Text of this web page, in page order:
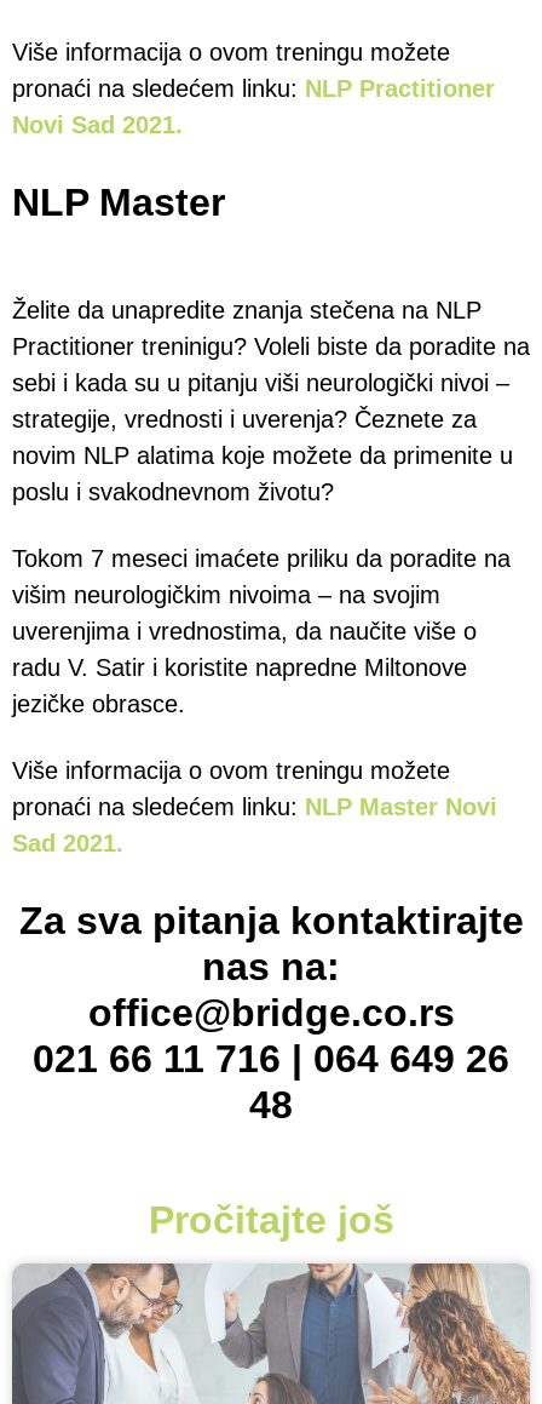
Više informacija o ovom treningu možete
pronaći na sledećem linku: NLP Practitioner
Novi Sad 2021.
NLP Master
Želite da unapredite znanja stečena na NLP
Practitioner treninigu? Voleli biste da poradite na
sebi i kada su u pitanju viši neurologički nivoi –
strategije, vrednosti i uverenja? Čeznete za
novim NLP alatima koje možete da primenite u
poslu i svakodnevnom životu?
Tokom 7 meseci imaćete priliku da poradite na
višim neurologičkim nivoima – na svojim
uverenjima i vrednostima, da naučite više o
radu V. Satir i koristite napredne Miltonove
jezičke obrasce.
Više informacija o ovom treningu možete
pronaći na sledećem linku: NLP Master Novi
Sad 2021.
Za sva pitanja kontaktirajte
nas na:
office@bridge.co.rs
021 66 11 716 | 064 649 26
48
Pročitajte još